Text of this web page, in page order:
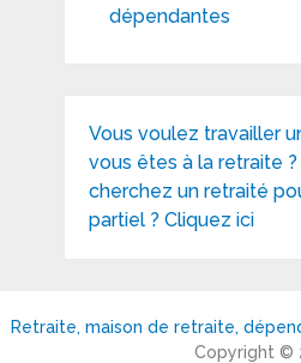
dépendantes
Vous voulez travailler
vous êtes à la retraite
cherchez un retraité
partiel ? Cliquez ici
Retraite, maison de retraite,
Copyright ©